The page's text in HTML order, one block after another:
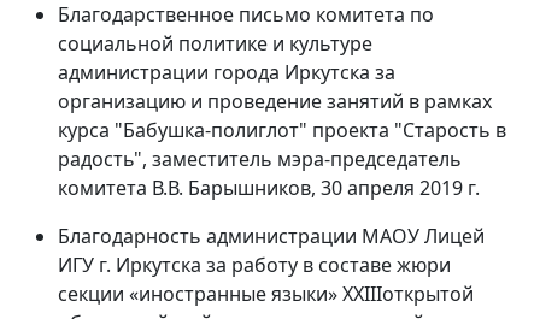
Благодарственное письмо комитета по
социальной политике и культуре
администрации города Иркутска за
организацию и проведение занятий в рамках
курса "Бабушка-полиглот" проекта "Старость в
радость", заместитель мэра-председатель
комитета В.В. Барышников, 30 апреля 2019 г.
Благодарность администрации МАОУ Лицей
ИГУ г. Иркутска за работу в составе жюри
секции «иностранные языки» XXIIIоткрытой